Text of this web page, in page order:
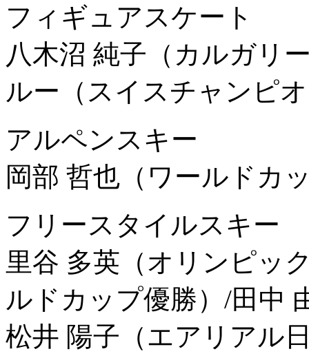
フィギュアスケート
八木沼 純子（カルガリ
ルー（スイスチャンピ
アルペンスキー
岡部 哲也（ワールドカ
フリースタイルスキー
里谷 多英（オリンピッ
ルドカップ優勝）/田中
松井 陽子（エアリアル